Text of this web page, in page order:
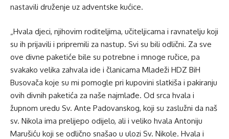
nastavili druženje uz adventske kućice.
„Hvala djeci, njihovim roditeljima, učiteljicama i ravnatelju koji
su ih prijavili i pripremili za nastup. Svi su bili odlični. Za sve
ove divne paketiće bile su potrebne i mnoge ručice, pa
svakako velika zahvala ide i članicama Mladeži HDZ BiH
Busovača koje su mi pomogle pri kupovini slatkiša i pakiranju
ovih divnih paketića za naše najmlađe. Od srca hvala i
župnom uredu Sv. Ante Padovanskog, koji su zaslužni da naš
sv. Nikola ima prelijepo odijelo, ali i veliko hvala Antoniju
Marušiću koji se odlično snašao u ulozi Sv. Nikole. Hvala i